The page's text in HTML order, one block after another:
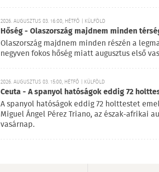
2026. AUGUSZTUS 03. 16:00, HÉTFŐ | KÜLFÖLD
Hőség - Olaszország majdnem minden
Olaszország majdnem minden részén a
negyven fokos hőség miatt augusztus első
2026. AUGUSZTUS 03. 15:00, HÉTFŐ | KÜLFÖLD
Ceuta - A spanyol hatóságok eddig 72
A spanyol hatóságok eddig 72 holttestet
Miguel Ángel Pérez Triano, az észak-afrikai
vasárnap.